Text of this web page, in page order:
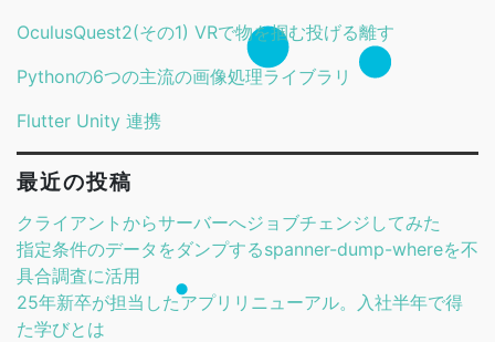
OculusQuest2(その1) VRで物を掴む投げる離す
Pythonの6つの主流の画像処理ライブラリ
Flutter Unity 連携
最近の投稿
クライアントからサーバーへジョブチェンジしてみた
指定条件のデータをダンプするspanner-dump-whereを不
具合調査に活用
25年新卒が担当したアプリリニューアル。入社半年で得
た学びとは